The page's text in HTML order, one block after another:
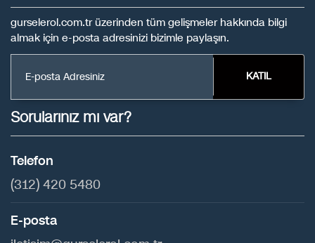
gurselerol.com.tr üzerinden tüm gelişmeler hakkında bilgi
almak için e-posta adresinizi bizimle paylaşın.
KATIL
Sorularınız mı var?
Telefon
(312) 420 5480
E-posta